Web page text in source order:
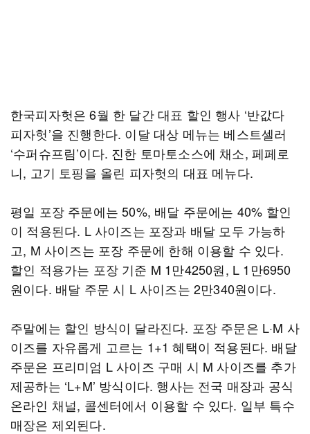
한국피자헛은 6월 한 달간 대표 할인 행사 ‘반값다
피자헛’을 진행한다. 이달 대상 메뉴는 베스트셀러
‘수퍼슈프림’이다. 진한 토마토소스에 채소, 페페로
니, 고기 토핑을 올린 피자헛의 대표 메뉴다.
평일 포장 주문에는 50%, 배달 주문에는 40% 할인
이 적용된다. L 사이즈는 포장과 배달 모두 가능하
고, M 사이즈는 포장 주문에 한해 이용할 수 있다.
할인 적용가는 포장 기준 M 1만4250원, L 1만6950
원이다. 배달 주문 시 L 사이즈는 2만340원이다.
주말에는 할인 방식이 달라진다. 포장 주문은 L·M 사
이즈를 자유롭게 고르는 1+1 혜택이 적용된다. 배달
주문은 프리미엄 L 사이즈 구매 시 M 사이즈를 추가
제공하는 ‘L+M’ 방식이다. 행사는 전국 매장과 공식
온라인 채널, 콜센터에서 이용할 수 있다. 일부 특수
매장은 제외된다.